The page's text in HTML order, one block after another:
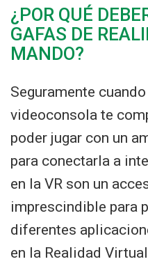
¿POR QUÉ
GAFAS DE
MANDO?
Seguramente
videoconsola te
poder jugar con un
para conectarla a
en la VR son un
imprescindible para
diferentes
en la Realidad